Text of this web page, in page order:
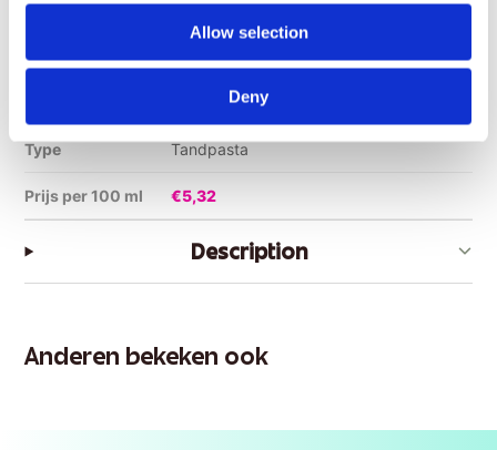
Allow selection
Deny
Productinformatie
Type Tandpasta
Prijs per 100 ml €5,32
Description
Anderen bekeken ook